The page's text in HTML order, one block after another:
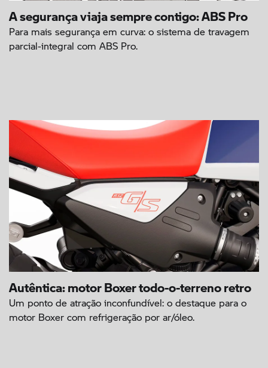
A segurança viaja sempre contigo: ABS Pro
Para mais segurança em curva: o sistema de travagem
parcial-integral com ABS Pro.
Autêntica: motor Boxer todo-o-terreno retro
Um ponto de atração inconfundível: o destaque para o
motor Boxer com refrigeração por ar/óleo.